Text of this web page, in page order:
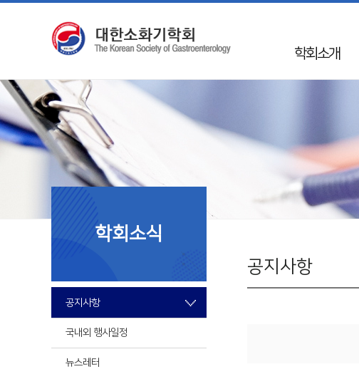
학회소개
Mission & Vision
학회연혁
50년사
임원진
국제교류
회칙
공지사항
학회소식
공지사항
국내외 행사일정
뉴스레터